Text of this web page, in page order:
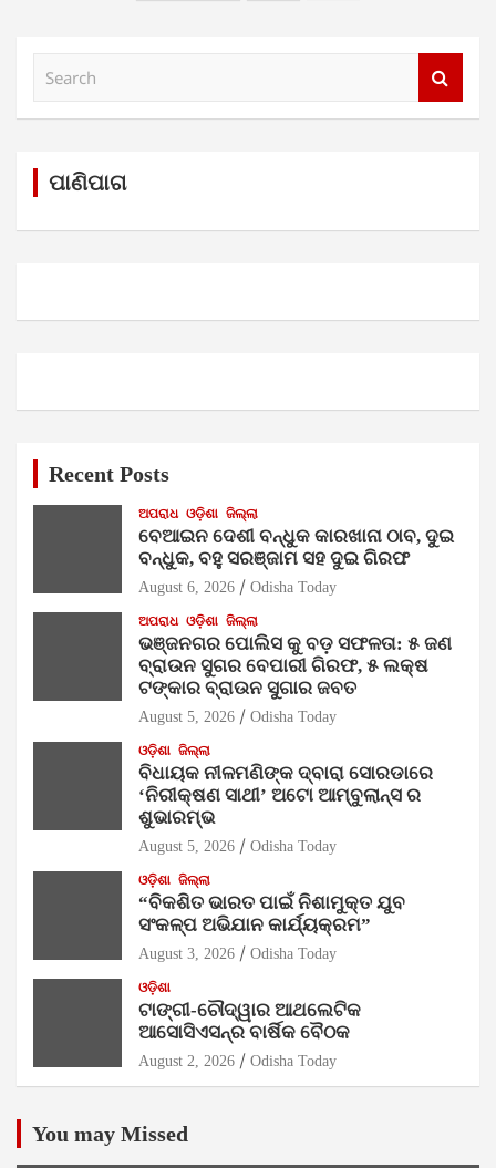
ପାଣିପାଗ
Recent Posts
ଅପରାଧ ଓଡ଼ିଶା ଜିଲ୍ଲା
ବେଆଇନ ଦେଶୀ ବନ୍ଧୁକ କାରଖାନା ଠାବ, ଦୁଇ
ବନ୍ଧୁକ, ବହୁ ସରଞ୍ଜାମ ସହ ଦୁଇ ଗିରଫ
August 6, 2026 Odisha Today
ଅପରାଧ ଓଡ଼ିଶା ଜିଲ୍ଲା
ଭଞ୍ଜନଗର ପୋଲିସ କୁ ବଡ଼ ସଫଳତା: ୫ ଜଣ
ବ୍ରାଉନ ସୁଗର ବେପାରୀ ଗିରଫ, ୫ ଲକ୍ଷ
ଟଙ୍କାର ବ୍ରାଉନ ସୁଗାର ଜବତ
August 5, 2026 Odisha Today
ଓଡ଼ିଶା ଜିଲ୍ଲା
ବିଧାୟକ ନୀଳମଣିଙ୍କ ଦ୍ବାରା ସୋରଡାରେ
‘ନିରୀକ୍ଷଣ ସାଥୀ’ ଅଟୋ ଆମ୍ବୁଲାନ୍ସ ର
ଶୁଭାରମ୍ଭ
August 5, 2026 Odisha Today
ଓଡ଼ିଶା ଜିଲ୍ଲା
“ବିକଶିତ ଭାରତ ପାଇଁ ନିଶାମୁକ୍ତ ଯୁବ
ସଂକଳ୍ପ ଅଭିଯାନ କାର୍ଯ୍ୟକ୍ରମ”
August 3, 2026 Odisha Today
ଓଡ଼ିଶା
ଟାଙ୍ଗୀ-ଚୌଦ୍ୱାର ଆଥଲେଟିକ
ଆସୋସିଏସନ୍‌ର ବାର୍ଷିକ ବୈଠକ
August 2, 2026 Odisha Today
You may Missed